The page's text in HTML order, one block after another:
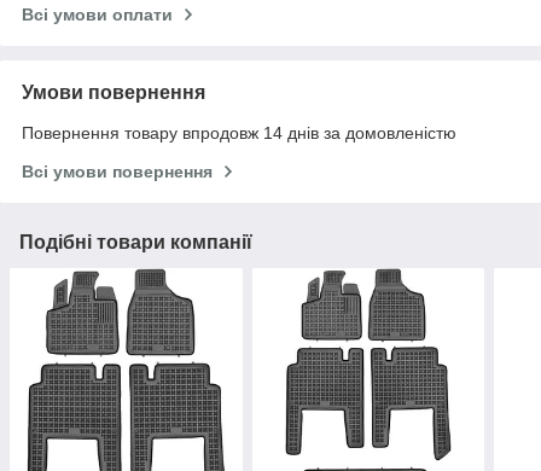
Всі умови оплати
Умови повернення
Повернення товару впродовж 14 днів за домовленістю
Всі умови повернення
Подібні товари компанії